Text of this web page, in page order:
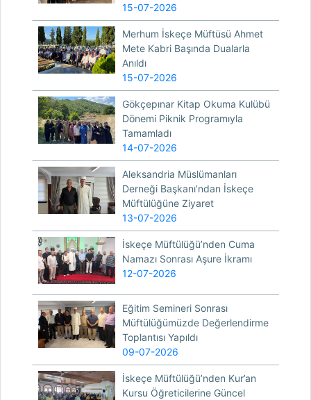
15-07-2026
Merhum İskeçe Müftüsü Ahmet
Mete Kabri Başında Dualarla
Anıldı
15-07-2026
Gökçepınar Kitap Okuma Kulübü
Dönemi Piknik Programıyla
Tamamladı
14-07-2026
Aleksandria Müslümanları
Derneği Başkanı’ndan İskeçe
Müftülüğüne Ziyaret
13-07-2026
İskeçe Müftülüğü’nden Cuma
Namazı Sonrası Aşure İkramı
12-07-2026
Eğitim Semineri Sonrası
Müftülüğümüzde Değerlendirme
Toplantısı Yapıldı
09-07-2026
İskeçe Müftülüğü’nden Kur’an
Kursu Öğreticilerine Güncel